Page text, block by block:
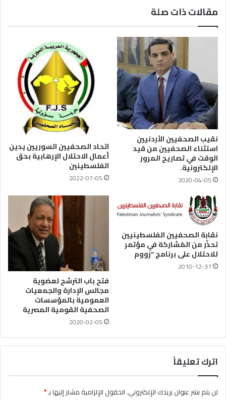
مقالات ذات صلة
نقيب الصحفيين الأردنيين
استثناء الصحفيين من قيد
الوقت في تصاريح المرور
الإلكترونية.
2020-04-05
اتحاد الصحفيين السوريين يدين
أعمال الاحتلال الإرهابية بحق
الفلسطينين
2022-07-05
نقابة الصحفيين الفلسطينيين
تحذّر من المُشاركة في مؤتمر
للاحتلال على برنامج “زووم
2010-12-31
فتح باب الترشح لعضوية
مجالس الإدارة والجمعيات
العمومية بالمؤسسات
الصحفية القومية المصرية
2020-02-05
اترك تعليقاً
لن يتم نشر عنوان بريدك الإلكتروني.الحقول الإلزامية مشار إليها بـ*